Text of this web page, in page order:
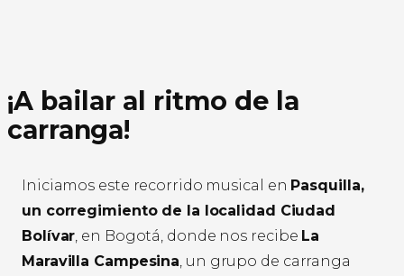
¡A bailar al ritmo de la
carranga!
Iniciamos este recorrido musical en Pasquilla,
un corregimiento de la localidad Ciudad
Bolívar, en Bogotá, donde nos recibe La
Maravilla Campesina, un grupo de carranga